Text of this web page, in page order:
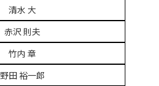
清水 大
赤沢 則夫
竹内 章
野田 裕一郎